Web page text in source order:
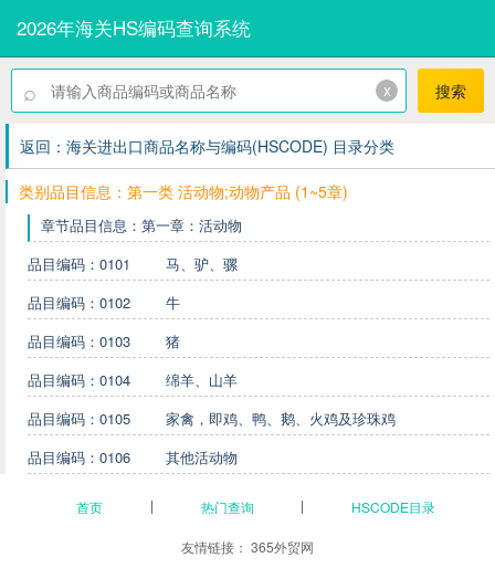
2026年海关HS编码查询系统
⌕ x 搜索
返回：海关进出口商品名称与编码(HSCODE) 目录分类
类别品目信息：第一类 活动物;动物产品 (1~5章)
章节品目信息：第一章：活动物
品目编码：0101
马、驴、骡
品目编码：0102
牛
品目编码：0103
猪
品目编码：0104
绵羊、山羊
品目编码：0105
家禽，即鸡、鸭、鹅、火鸡及珍珠鸡
品目编码：0106
其他活动物
首页 热门查询 HSCODE目录
友情链接： 365外贸网